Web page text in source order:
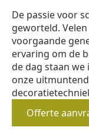
De passie voor
geworteld.
voorgaande
ervaring om de
de dag staan
onze
Offerte